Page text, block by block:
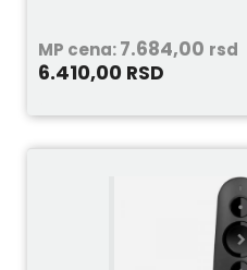
MP cena:7.684,00 rsd
6.410,00 RSD